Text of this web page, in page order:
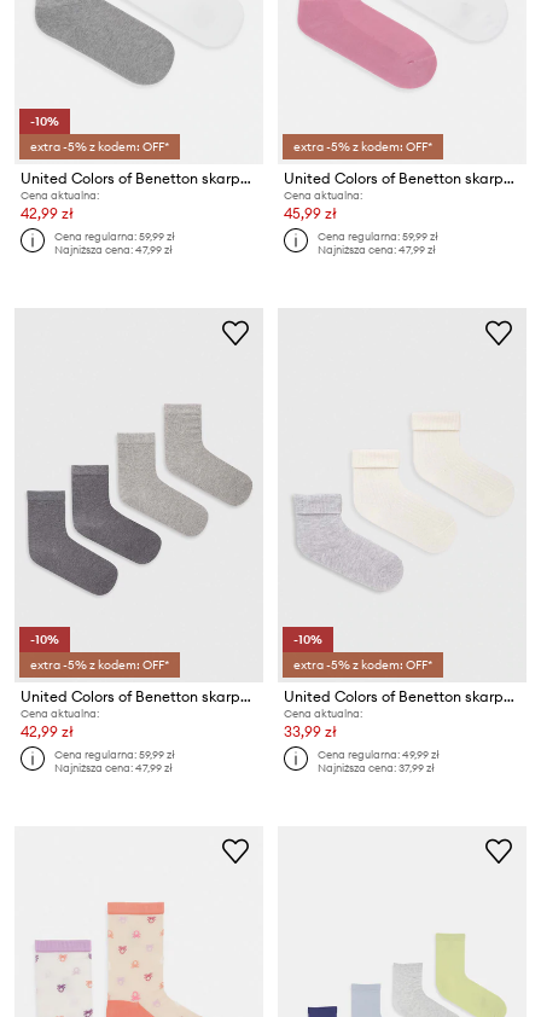
-10%
extra -5% z kodem: OFF*
United Colors of Benetton skarpety dziecięce 2-pack
Cena aktualna:
42,99 zł
Cena regularna:59,99 zł
Najniższa cena:47,99 zł
extra -5% z kodem: OFF*
United Colors of Benetton skarpety dziecięce 2-pack
Cena aktualna:
45,99 zł
Cena regularna:59,99 zł
Najniższa cena:47,99 zł
-10%
extra -5% z kodem: OFF*
United Colors of Benetton skarpetki dziecięce 4-pack
Cena aktualna:
42,99 zł
Cena regularna:59,99 zł
Najniższa cena:47,99 zł
-10%
extra -5% z kodem: OFF*
United Colors of Benetton skarpetki niemowlęce 3-pack
Cena aktualna:
33,99 zł
Cena regularna:49,99 zł
Najniższa cena:37,99 zł